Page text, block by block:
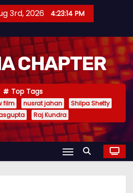
3rd, 2026 4:23:15 PM
CHAPTER
Top Tags
film nusrat jahan
Shilpa Shetty
Raj Kundra